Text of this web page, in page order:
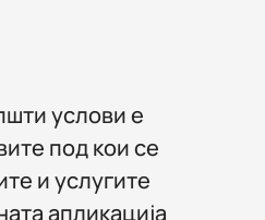
услови е
под кои се
и услугите
апликација